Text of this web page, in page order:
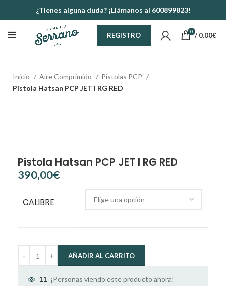
¿Tienes alguna duda? ¡Llámanos al 600899823!
REGISTRO 0 / 0,00€
Inicio Aire Comprimido
Pistolas PCP
Pistola Hatsan PCP JET I RG RED
Pistola Hatsan PCP JET I RG RED
€
CALIBRE
AÑADIR AL CARRITO
11 ¡Personas viendo este producto ahora!